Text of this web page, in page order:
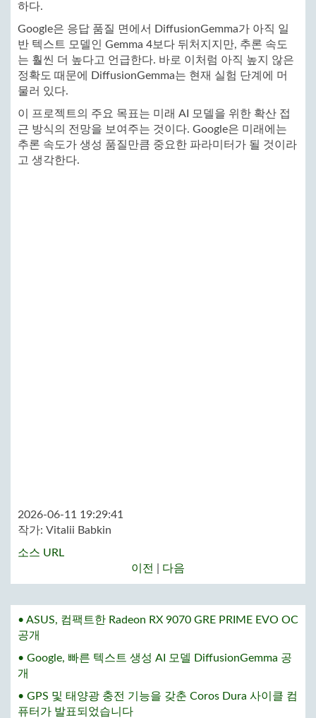
하다.
Google은 응답 품질 면에서 DiffusionGemma가 아직 일
반 텍스트 모델인 Gemma 4보다 뒤처지지만, 추론 속도
는 훨씬 더 높다고 언급한다. 바로 이처럼 아직 높지 않은
정확도 때문에 DiffusionGemma는 현재 실험 단계에 머
물러 있다.
이 프로젝트의 주요 목표는 미래 AI 모델을 위한 확산 접
근 방식의 전망을 보여주는 것이다. Google은 미래에는
추론 속도가 생성 품질만큼 중요한 파라미터가 될 것이라
고 생각한다.
2026-06-11 19:29:41
작가: Vitalii Babkin
소스 URL
이전
다음
• ASUS, 컴팩트한 Radeon RX 9070 GRE PRIME EVO OC
공개
• Google, 빠른 텍스트 생성 AI 모델 DiffusionGemma 공
개
• GPS 및 태양광 충전 기능을 갖춘 Coros Dura 사이클 컴
퓨터가 발표되었습니다